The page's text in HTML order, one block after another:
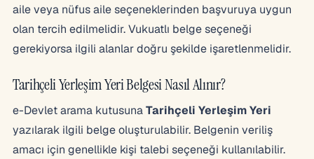
aile veya nüfus aile seçeneklerinden başvuruya uygun
olan tercih edilmelidir. Vukuatlı belge seçeneği
gerekiyorsa ilgili alanlar doğru şekilde işaretlenmelidir.
Tarihçeli Yerleşim Yeri Belgesi Nasıl Alınır?
e-Devlet arama kutusunaTarihçeli Yerleşim Yeri
yazılarak ilgili belge oluşturulabilir. Belgenin veriliş
amacı için genellikle kişi talebi seçeneği kullanılabilir.